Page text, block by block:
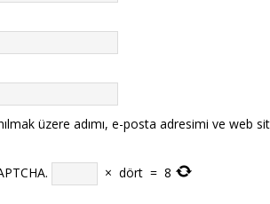
üzere adımı, e-posta adresimi ve web
× dört = 8